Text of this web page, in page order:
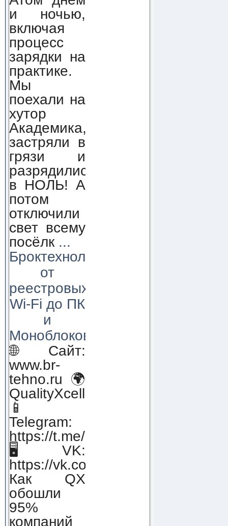
и ночью,
включая
процесс
зарядки на
практике.
Мы
поехали на
хутор
Академика,
застряли в
грязи и
разрядились
в НОЛЬ! А
потом
отключили
свет всему
посёлк ...
Броктехнолоджи:
от
реестровых
Wi-Fi до ПК
и
Моноблоков!
🌐 Сайт:
www.br-
tehno.ru 🌍
QualityXcellence.ru
📱
Telegram:
https://t.me/qx_lab_IT
🖥 VK:
https://vk.com/qualityxcellenc
Как QX
обошли
95%
компаний